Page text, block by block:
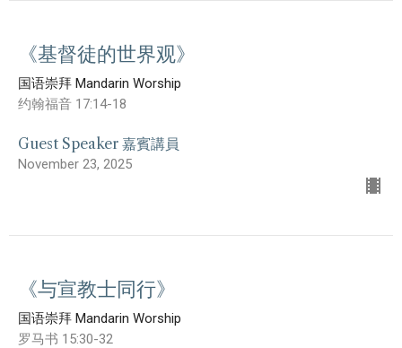
《基督徒的世界观》
国语崇拜 Mandarin Worship
约翰福音 17:14-18
Guest Speaker 嘉賓講員
November 23, 2025
《与宣教士同行》
国语崇拜 Mandarin Worship
罗马书 15:30-32